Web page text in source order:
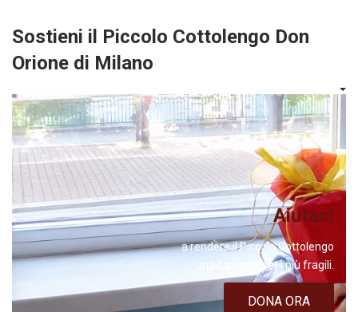
Sostieni il Piccolo Cottolengo Don
Orione di Milano
Aiutaci
a rendere il Piccolo Cottolengo
una famiglia per i più fragili.
DONA ORA